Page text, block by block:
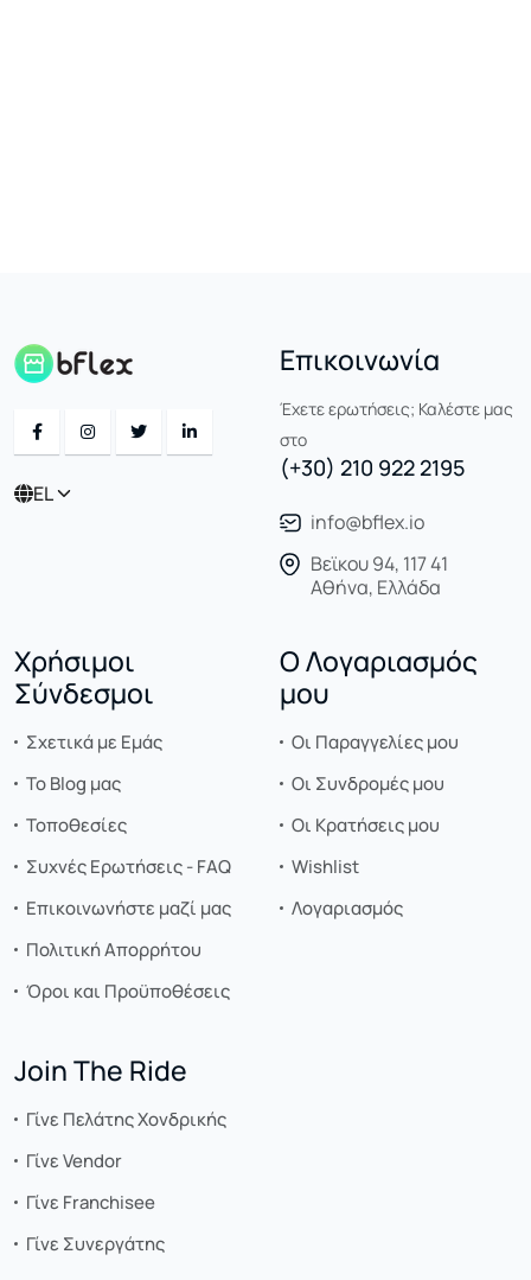
EL
Επικοινωνία
Έχετε ερωτήσεις; Καλέστε μας
στο
(+30) 210 922 2195
info@bflex.io
Βεϊκου 94, 117 41
Αθήνα, Ελλάδα
Χρήσιμοι
Σύνδεσμοι
Σχετικά με Εμάς
Το Blog μας
Τοποθεσίες
Συχνές Ερωτήσεις - FAQ
Επικοινωνήστε μαζί μας
Πολιτική Απορρήτου
Όροι και Προϋποθέσεις
Ο Λογαριασμός
μου
Οι Παραγγελίες μου
Οι Συνδρομές μου
Οι Κρατήσεις μου
Wishlist
Λογαριασμός
Join The Ride
Γίνε Πελάτης Χονδρικής
Γίνε Vendor
Γίνε Franchisee
Γίνε Συνεργάτης